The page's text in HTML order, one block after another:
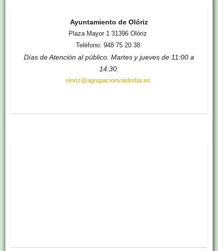
Ayuntamiento de Olóriz
Plaza Mayor 1 31396 Olóriz
Teléfono: 948 75 20 38
Días de Atención al público. Martes y jueves de 11:00 a
14:30.
oloriz@agrupacionvaldorba.es